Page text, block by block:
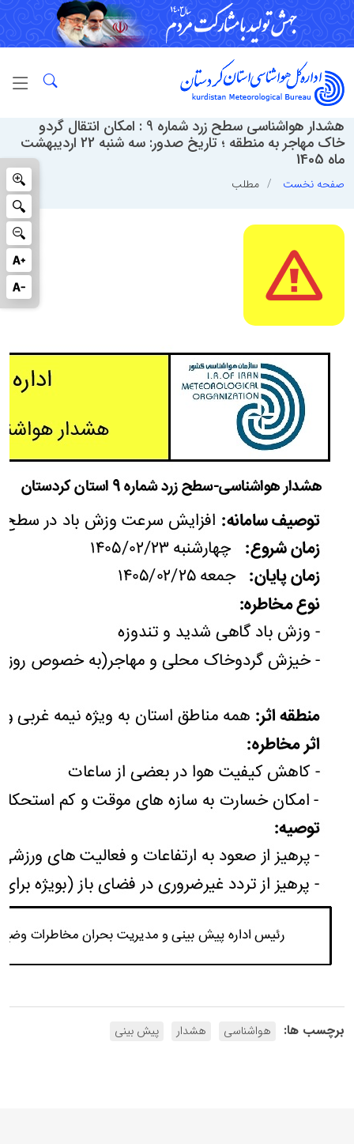
هشدار هواشناسی سطح زرد شماره 9 : امکان انتقال گردو
خاک مهاجر به منطقه ؛ تاریخ صدور: سه شنبه 22 اردیبهشت
ماه 1405
صفحه نخست مطلب
برچسب ها: هواشناسی هشدار پیش بینی